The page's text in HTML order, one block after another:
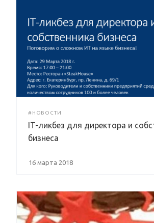
#НОВОСТИ
IT-ликбез для директора и
бизнеса
16 марта 2018